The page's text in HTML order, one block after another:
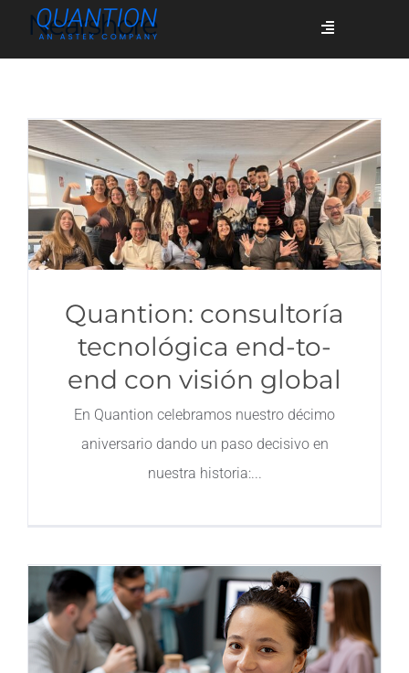
Toggle
Quiénes somos
Casos de éxito
Nearshore
Quantion: consultoría
tecnológica end-to-
end con visión global
En Quantion celebramos nuestro décimo
aniversario dando un paso decisivo en
nuestra historia: